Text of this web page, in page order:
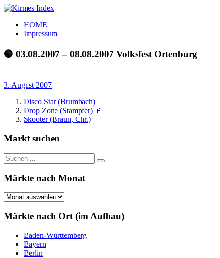
Zum
springen
Kirmes
Index
Tourpläne
der
letzten
HOME
Impressum
🟢 03.08.2007 – 08.08.2007 Volksfest Ortenburg
3. August 2007
Disco Star (Brumbach)
Drop Zone (Stampfer) 🇦🇹
Skooter (Braun, Chr.)
Markt suchen
Suchen
nach:
Suchen
Märkte nach Monat
Märkte
Monat
Märkte nach Ort (im Aufbau)
Baden-Württemberg
Bayern
Berlin